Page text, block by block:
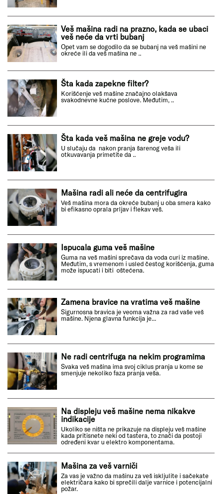
Veš mašina radi na prazno, kada se ubaci
veš neće da vrti bubanj
Opet vam se dogodilo da se bubanj na veš mašini ne
okreće ili da veš mašina ne ..
Šta kada zapekne filter?
Korišćenje veš mašine značajno olakšava
svakodnevne kućne poslove. Međutim, ..
Šta kada veš mašina ne greje vodu?
U slučaju da nakon pranja šarenog veša ili
otkuvavanja primetite da ..
Mašina radi ali neće da centrifugira
Veš mašina mora da okreće bubanj u oba smera kako
bi efikasno oprala prljav i flekav veš.
Ispucala guma veš mašine
Guma na veš mašini sprečava da voda curi iz mašine.
Međutim, s vremenom i usled čestog korišćenja, guma
može ispucati i biti oštećena.
Zamena bravice na vratima veš mašine
Sigurnosna bravica je veoma važna za rad vaše veš
mašine. Njena glavna funkcija je...
Ne radi centrifuga na nekim programima
Svaka veš mašina ima svoj ciklus pranja u kome se
smenjuje nekoliko faza pranja veša.
Na displeju veš mašine nema nikakve
indikacije
Ukoliko se ništa ne prikazuje na displeju veš mašine
kada pritisnete neki od tastera, to znači da postoji
određeni kvar u elektro komponentama.
Mašina za veš varniči
Za vas je važno da mašinu za veš iskljulite i sačekate
električara kako bi sprečili dalje varnice i potencijalni
požar.